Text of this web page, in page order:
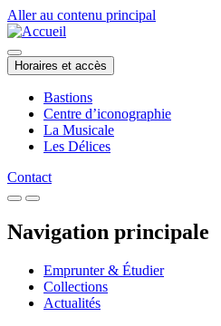
Aller au contenu principal
Horaires et accès
Bastions
Centre d’iconographie
La Musicale
Les Délices
Contact
Navigation principale
Emprunter & Étudier
Collections
Actualités